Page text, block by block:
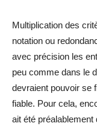
Multiplication des
notation ou
avec précision les
peu comme dans le
devraient pouvoir se
fiable. Pour cela,
ait été